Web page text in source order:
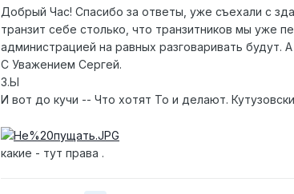
Добрый Час! Спасибо за ответы, уже съехали с
транзит себе столько, что транзитников мы уже
администрацией на равных разговаривать
С Уважением Сергей.
З.Ы
И вот до кучи -- Что хотят То и делают.
какие - тут права .